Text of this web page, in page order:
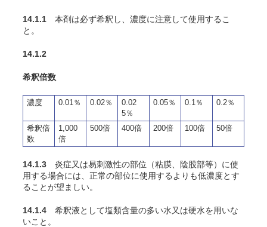
14.1.1 本剤は必ず希釈し、濃度に注意して使用するこ
と。
14.1.2
希釈倍数
濃度 0.01％ 0.02％
0.02
5％
0.05％ 0.1％ 0.2％
希釈倍
数
1,000
倍
500倍 400倍 200倍 100倍 50倍
14.1.3 炎症又は易刺激性の部位（粘膜、陰股部等）に使
用する場合には、正常の部位に使用するよりも低濃度とす
ることが望ましい。
14.1.4 希釈液として塩類含量の多い水又は硬水を用いな
いこと。